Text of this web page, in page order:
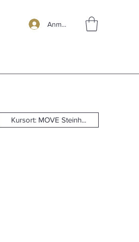
Anmelden
Kursort: MOVE Steinh...